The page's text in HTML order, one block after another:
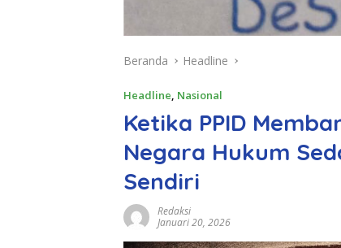
Beranda Headline
Headline, Nasional
Ketika PPID
Negara Hukum
Sendiri
Redaksi
Januari 20, 2026